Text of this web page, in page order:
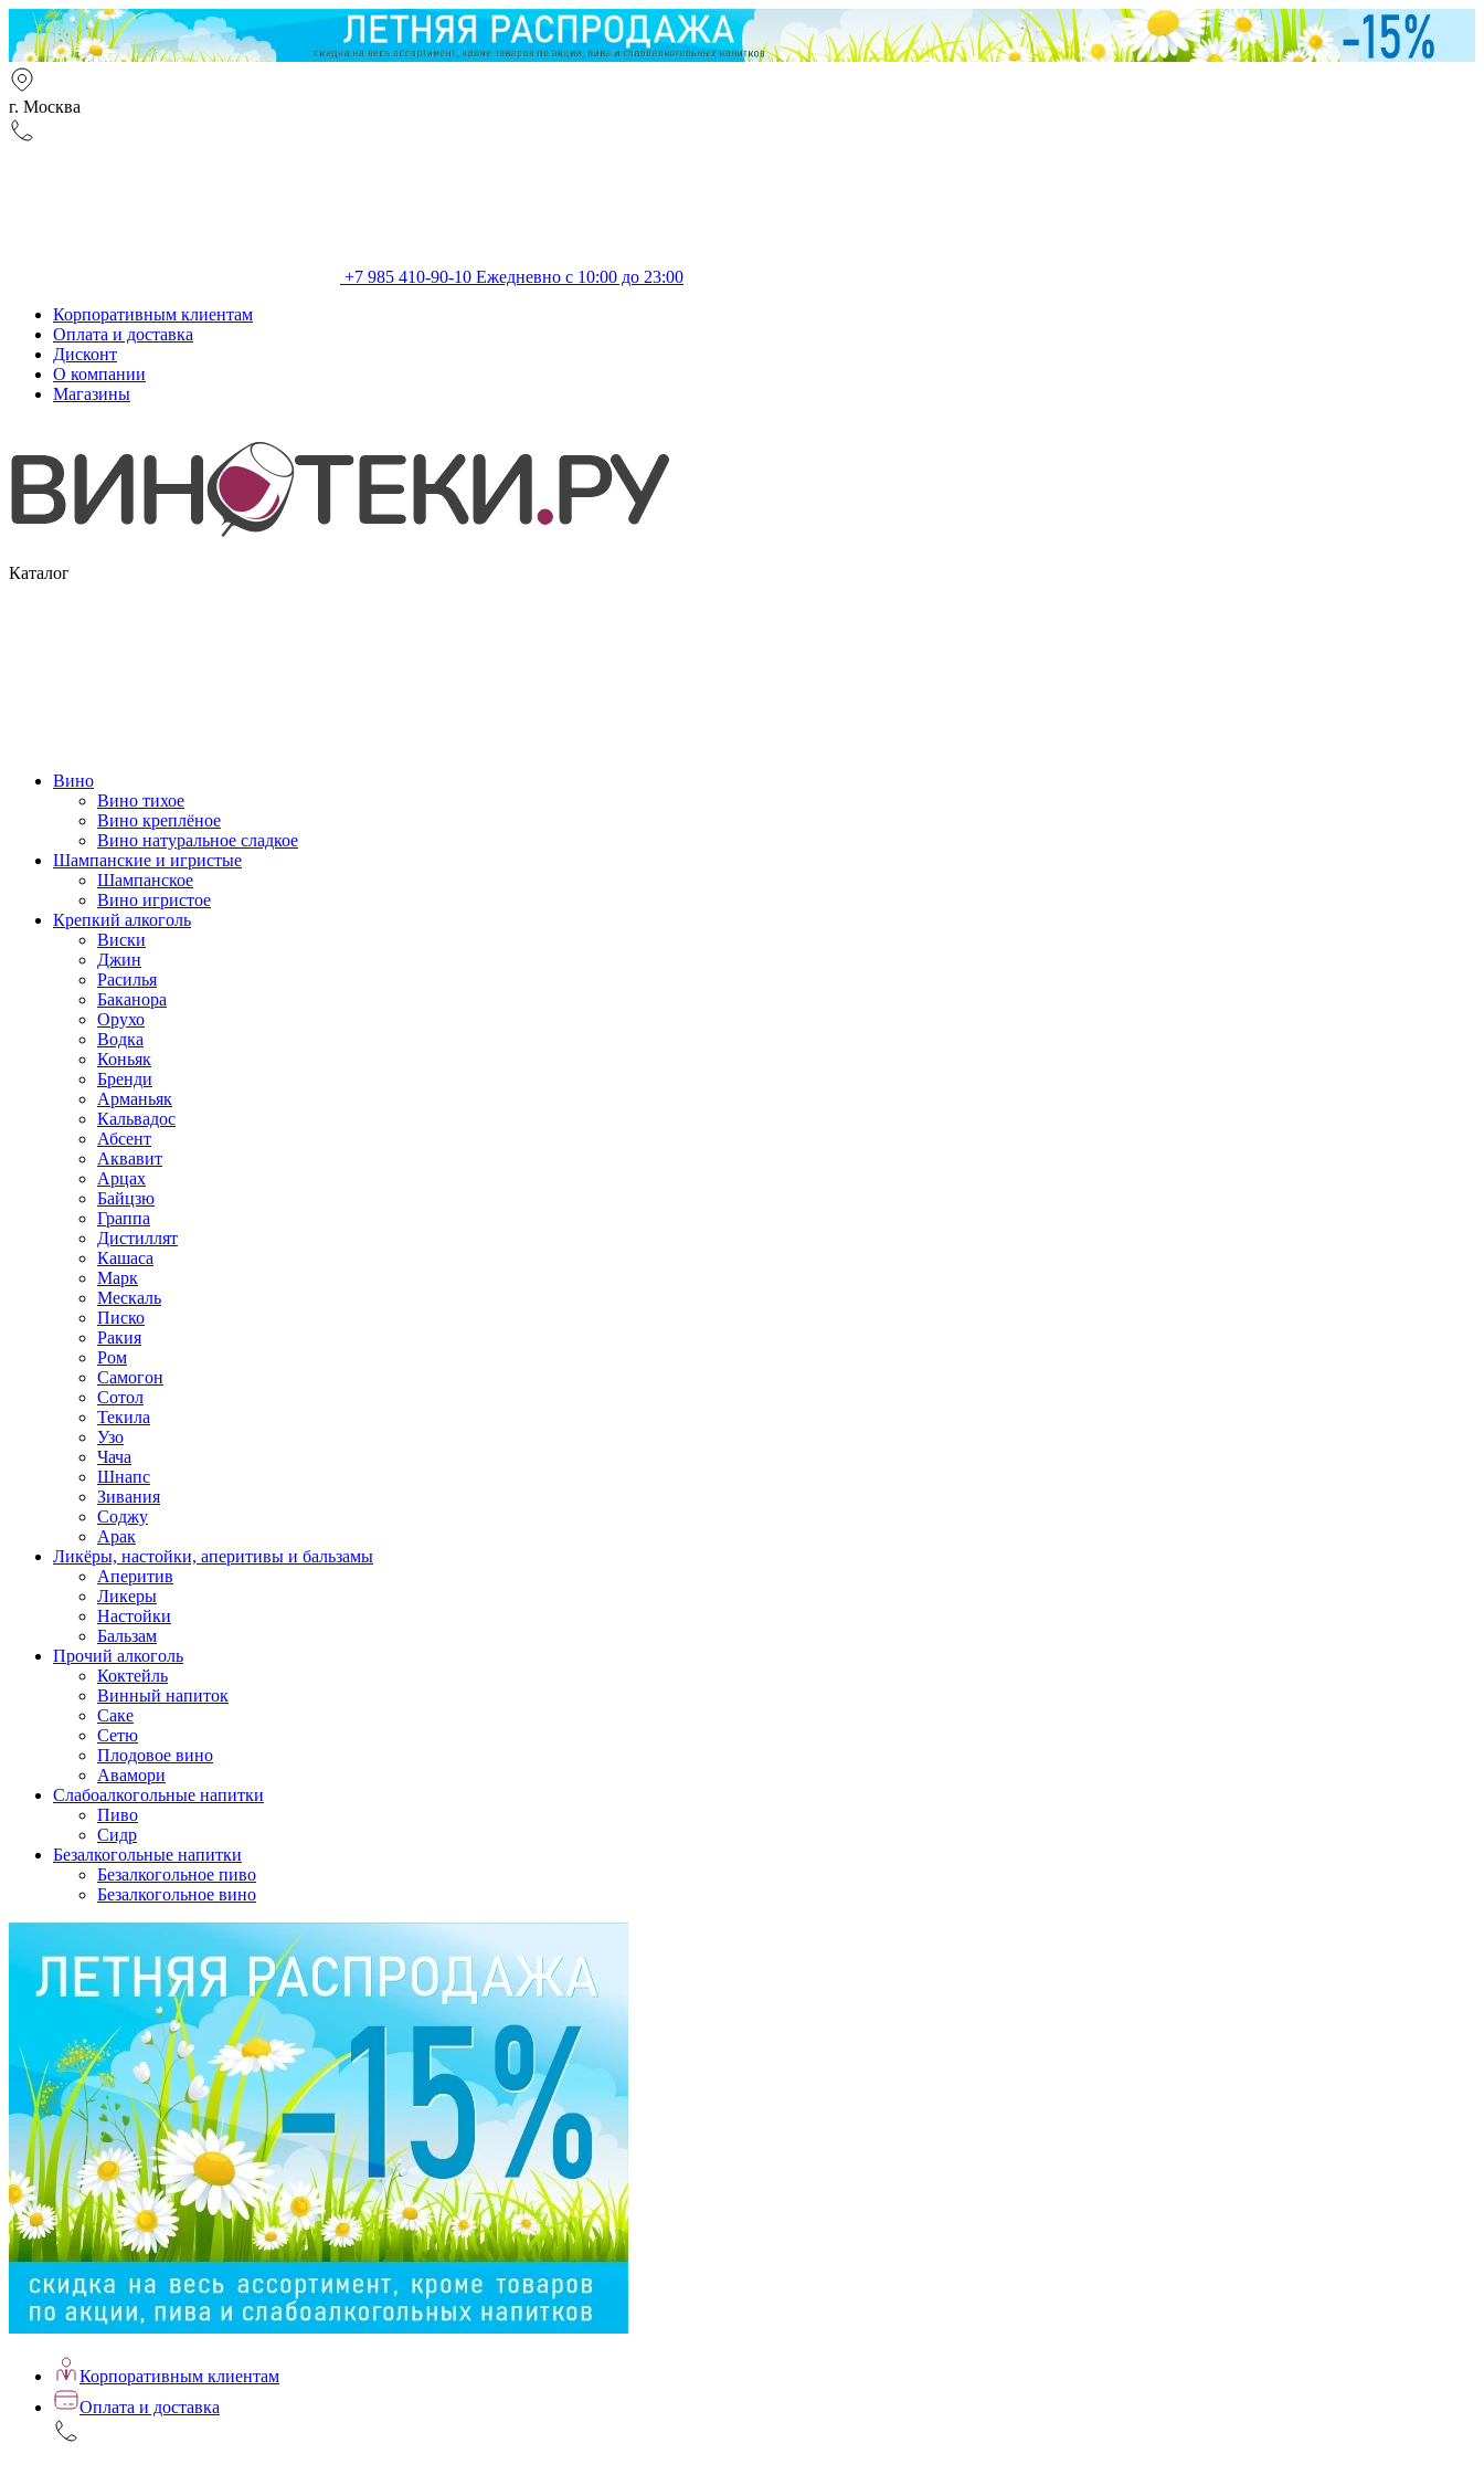
г. Москва
+7 985 410-90-10 Ежедневно с 10:00 до 23:00
Корпоративным клиентам
Оплата и доставка
Дисконт
О компании
Магазины
Каталог
Вино
Вино тихое
Вино креплёное
Вино натуральное сладкое
Шампанские и игристые
Шампанское
Вино игристое
Крепкий алкоголь
Виски
Джин
Расилья
Баканора
Орухо
Водка
Коньяк
Бренди
Арманьяк
Кальвадос
Абсент
Аквавит
Арцах
Байцзю
Граппа
Дистиллят
Кашаса
Марк
Мескаль
Писко
Ракия
Ром
Самогон
Сотол
Текила
Узо
Чача
Шнапс
Зивания
Соджу
Арак
Ликёры, настойки, аперитивы и бальзамы
Аперитив
Ликеры
Настойки
Бальзам
Прочий алкоголь
Коктейль
Винный напиток
Саке
Сетю
Плодовое вино
Авамори
Слабоалкогольные напитки
Пиво
Сидр
Безалкогольные напитки
Безалкогольное пиво
Безалкогольное вино
Корпоративным клиентам
Оплата и доставка